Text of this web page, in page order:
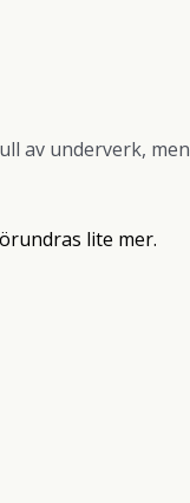
av underverk,
lite mer.